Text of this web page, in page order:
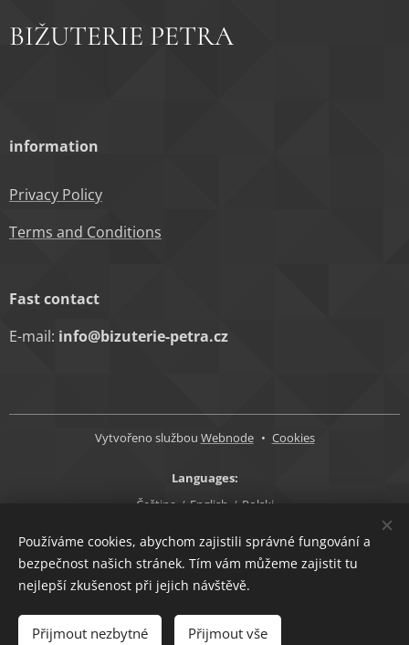
Add to cart
BIŽUTERIE PETRA
information
Privacy Policy
Terms and Conditions
Fast contact
E-mail: info@bizuterie-petra.cz
Vytvořeno službou Webnode Cookies
Languages
Čeština
English Polski
Currency
CZK Kč
EUR €
Používáme cookies, abychom zajistili správné fungování a
bezpečnost našich stránek. Tím vám můžeme zajistit tu
nejlepší zkušenost při jejich návštěvě.
Přijmout nezbytné Přijmout vše